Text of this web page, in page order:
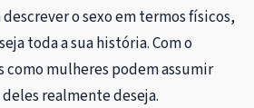
o sexo em termos físicos,
toda a sua história. Com o
mulheres podem assumir
realmente deseja.